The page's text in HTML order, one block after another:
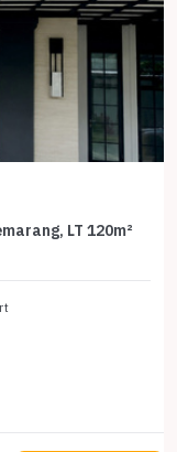
LT 120m²